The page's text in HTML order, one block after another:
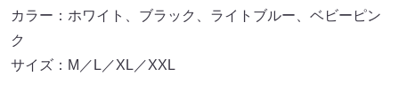
カラー：ホワイト、ブラック、ライトブルー、ベビーピン
ク
サイズ：M／L／XL／XXL